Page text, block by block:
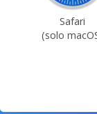
Safari
(solo